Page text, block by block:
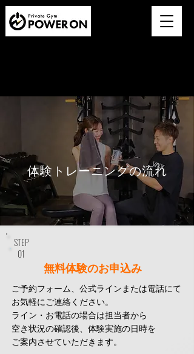
体験トレーニングの流れ
無料体験のお申込み
ご予約フォーム、公式ラインまたは電話にて
お気軽にご連絡ください。
ライン・お電話の場合は担当者から
空き状況の確認後、体験実施の日時を
ご案内させていただきます。
STEP
​01